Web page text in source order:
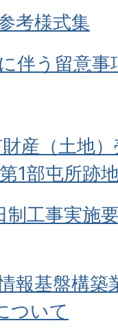
考様式集
伴う留意事
産（土地
1部屯所跡
制工事実施
報基盤構
ついて